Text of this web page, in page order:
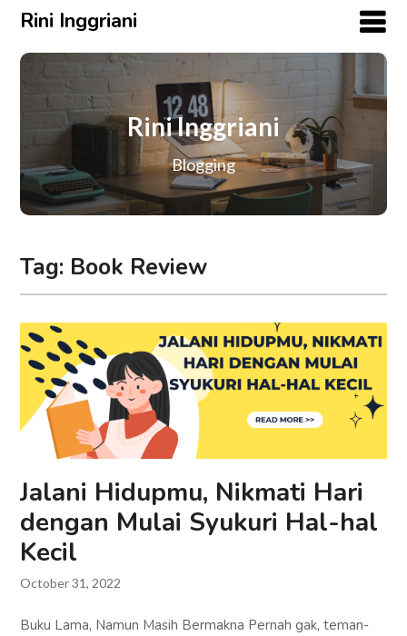
Rini Inggriani
Rini Inggriani
Blogging
Tag: Book Review
Jalani Hidupmu, Nikmati Hari
dengan Mulai Syukuri Hal-hal
Kecil
October 31, 2022
Buku Lama, Namun Masih Bermakna Pernah gak, teman-